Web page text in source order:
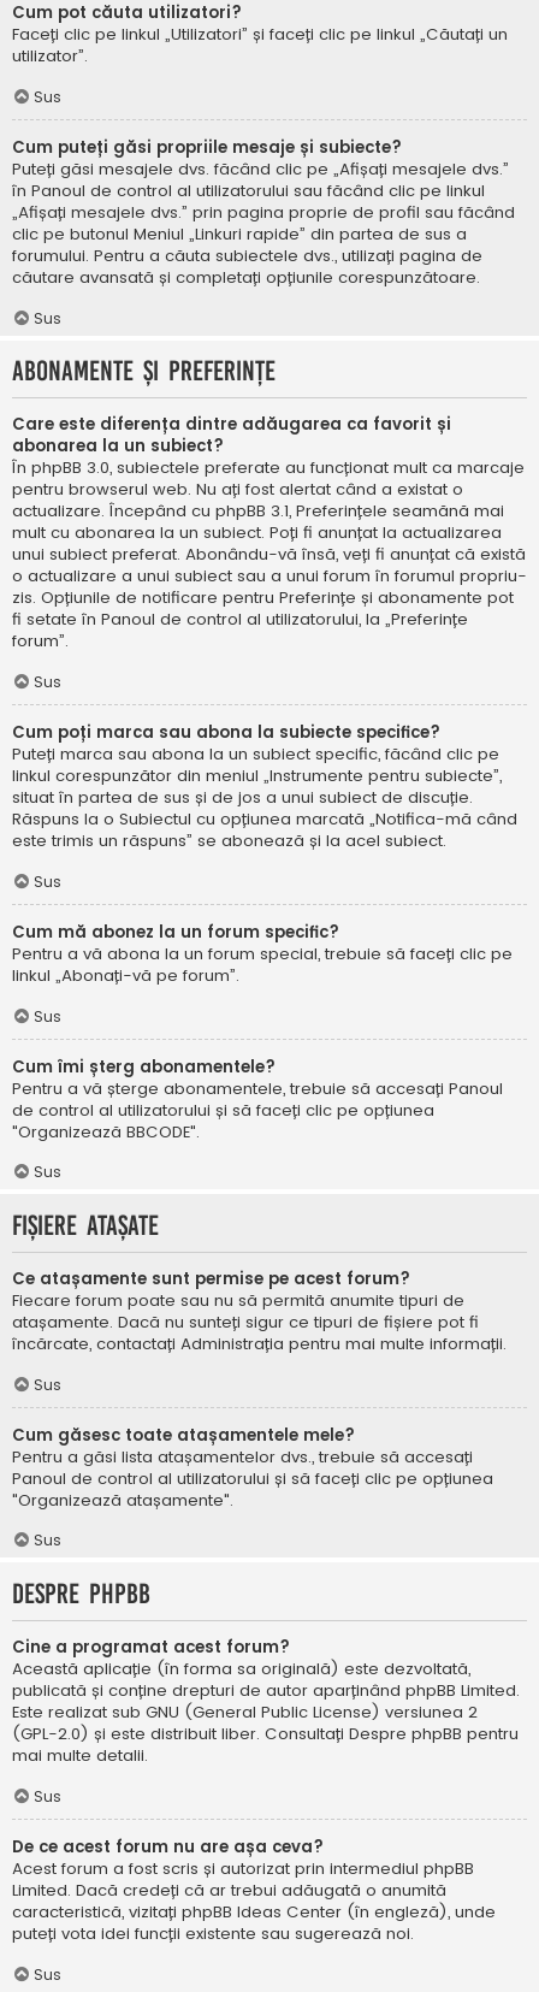
Cum pot căuta utilizatori?
Faceți clic pe linkul „Utilizatori” și faceți clic pe linkul „Căutați un
utilizator”.
Sus
Cum puteți găsi propriile mesaje și subiecte?
Puteți găsi mesajele dvs. făcând clic pe „Afișați mesajele dvs.”
în Panoul de control al utilizatorului sau făcând clic pe linkul
„Afișați mesajele dvs.” prin pagina proprie de profil sau făcând
clic pe butonul Meniul „Linkuri rapide” din partea de sus a
forumului. Pentru a căuta subiectele dvs., utilizați pagina de
căutare avansată și completați opțiunile corespunzătoare.
Sus
Abonamente și Preferințe
Care este diferența dintre adăugarea ca favorit și
abonarea la un subiect?
În phpBB 3.0, subiectele preferate au funcționat mult ca marcaje
pentru browserul web. Nu ați fost alertat când a existat o
actualizare. Începând cu phpBB 3.1, Preferințele seamănă mai
mult cu abonarea la un subiect. Poți fi anunțat la actualizarea
unui subiect preferat. Abonându-vă însă, veți fi anunțat că există
o actualizare a unui subiect sau a unui forum în forumul propriu-
zis. Opțiunile de notificare pentru Preferințe și abonamente pot
fi setate în Panoul de control al utilizatorului, la „Preferințe
forum”.
Sus
Cum poți marca sau abona la subiecte specifice?
Puteți marca sau abona la un subiect specific, făcând clic pe
linkul corespunzător din meniul „Instrumente pentru subiecte”,
situat în partea de sus și de jos a unui subiect de discuție.
Răspuns la o Subiectul cu opțiunea marcată „Notifica-mă când
este trimis un răspuns” se abonează și la acel subiect.
Sus
Cum mă abonez la un forum specific?
Pentru a vă abona la un forum special, trebuie să faceți clic pe
linkul „Abonați-vă pe forum”.
Sus
Cum îmi șterg abonamentele?
Pentru a vă șterge abonamentele, trebuie să accesați Panoul
de control al utilizatorului și să faceți clic pe opțiunea
"Organizează BBCODE".
Sus
Fișiere atașate
Ce atașamente sunt permise pe acest forum?
Fiecare forum poate sau nu să permită anumite tipuri de
atașamente. Dacă nu sunteți sigur ce tipuri de fișiere pot fi
încărcate, contactați Administrația pentru mai multe informații.
Sus
Cum găsesc toate atașamentele mele?
Pentru a găsi lista atașamentelor dvs., trebuie să accesați
Panoul de control al utilizatorului și să faceți clic pe opțiunea
"Organizează atașamente".
Sus
Despre phpBB
Cine a programat acest forum?
Această aplicație (în forma sa originală) este dezvoltată,
publicată și conține drepturi de autor aparținând phpBB Limited.
Este realizat sub GNU (General Public License) versiunea 2
(GPL-2.0) și este distribuit liber. Consultați Despre phpBB pentru
mai multe detalii.
Sus
De ce acest forum nu are așa ceva?
Acest forum a fost scris și autorizat prin intermediul phpBB
Limited. Dacă credeți că ar trebui adăugată o anumită
caracteristică, vizitați phpBB Ideas Center (în engleză), unde
puteți vota idei funcții existente sau sugerează noi.
Sus